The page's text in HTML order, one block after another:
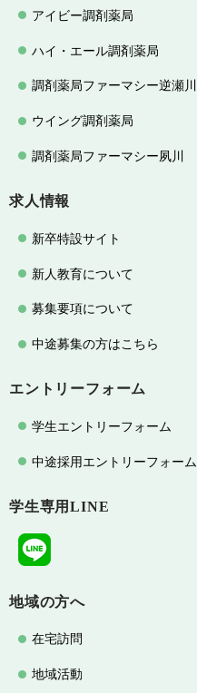
アイビー調剤薬局
ハイ・エール調剤薬局
調剤薬局ファーマシー逆瀬川
ウイング調剤薬局
調剤薬局ファーマシー夙川
求人情報
新卒特設サイト
新人教育について
募集要項について
中途募集の方はこちら
エントリーフォーム
学生エントリーフォーム
中途採用エントリーフォーム
学生専用LINE
地域の方へ
在宅訪問
地域活動